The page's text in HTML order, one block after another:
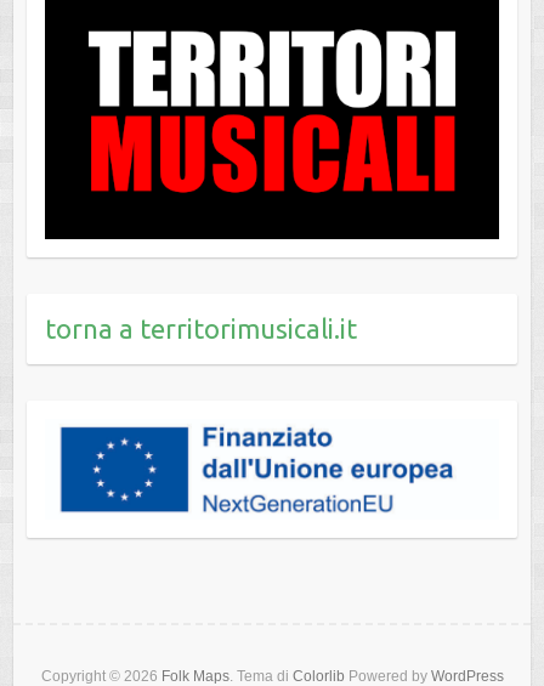
torna a territorimusicali.it
Copyright © 2026 Folk Maps. Tema di Colorlib Powered by WordPress